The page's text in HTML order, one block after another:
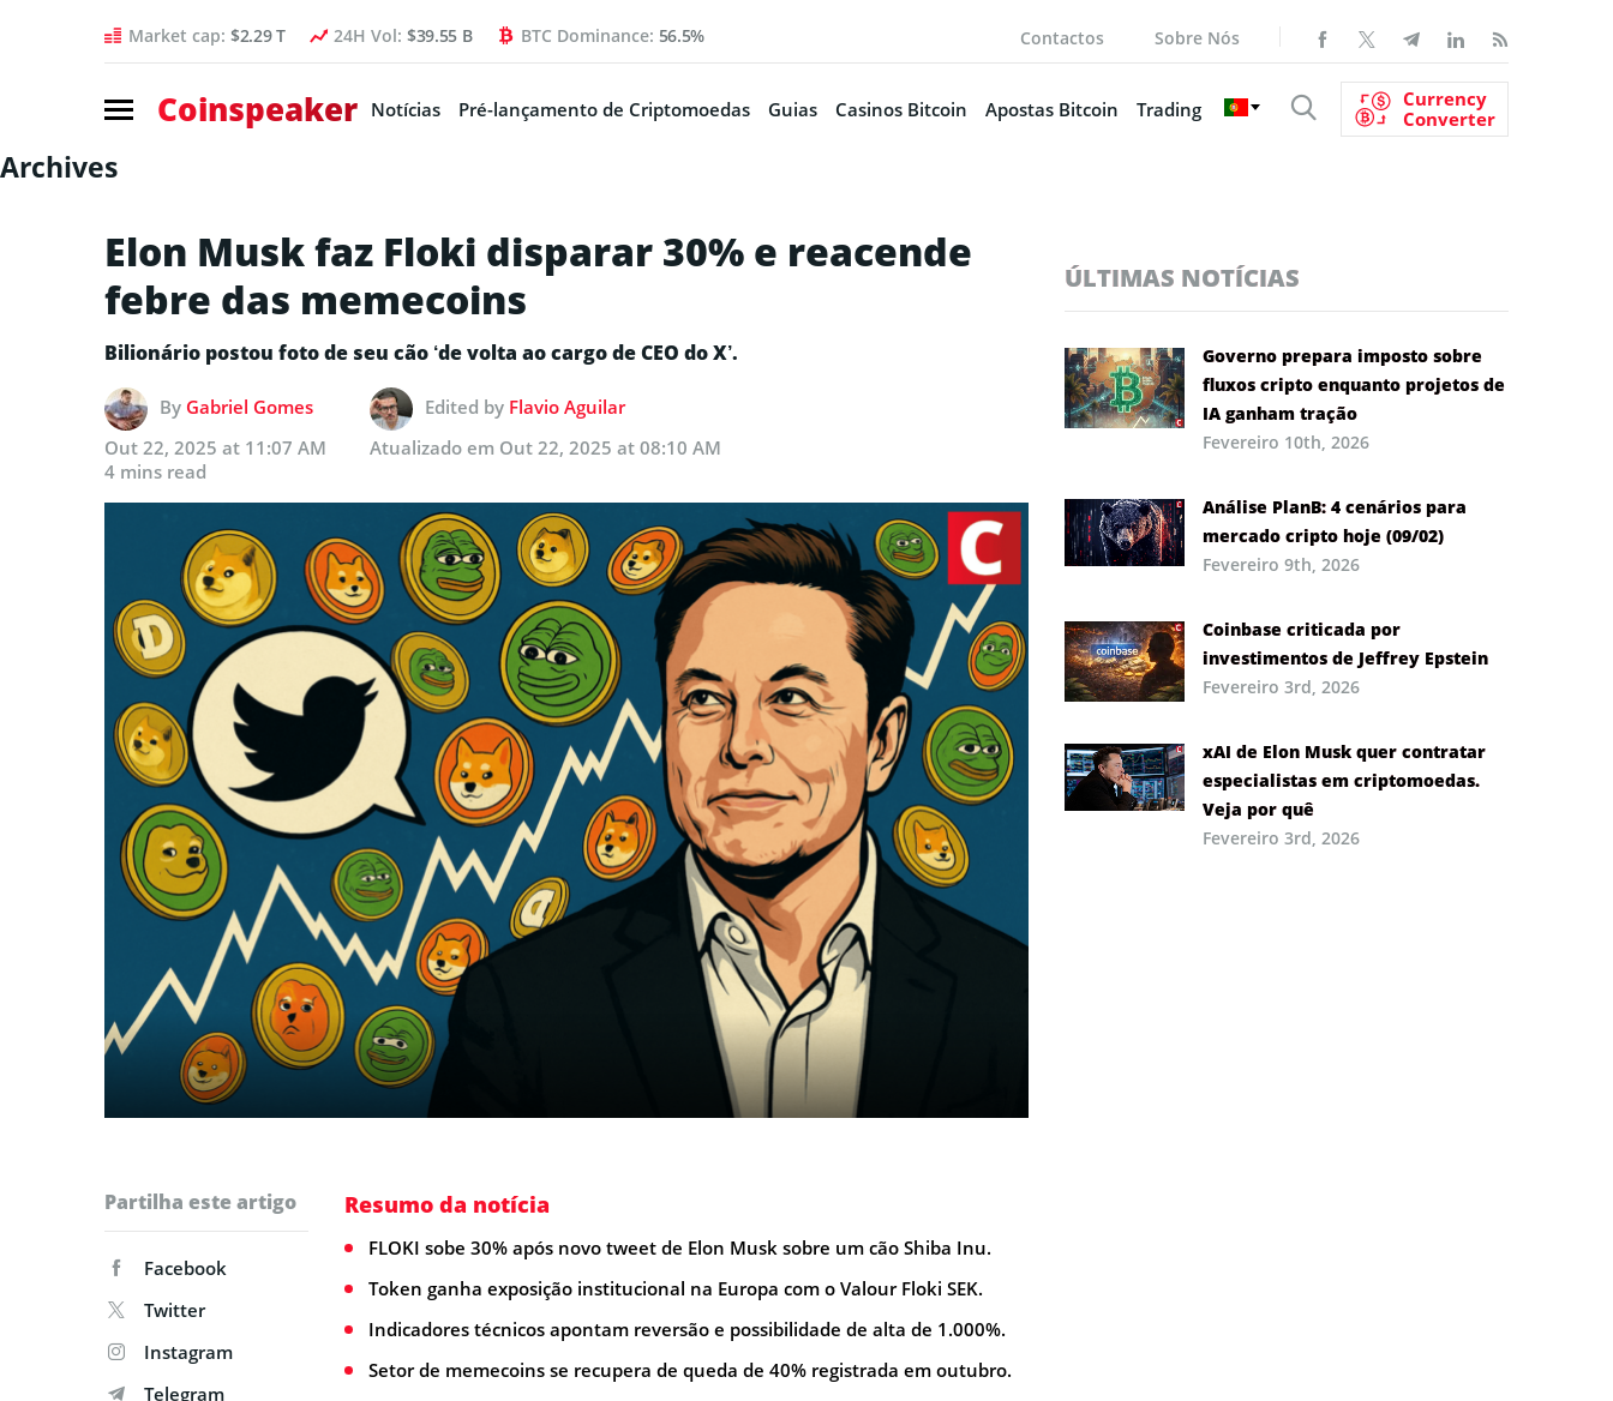
Market cap: $2.29 T 24H Vol: $39.55 B BTC Dominance: 56.5% Contactos Sobre Nós
Coinspeaker Notícias Pré-lançamento de Criptomoedas Guias Casinos Bitcoin Apostas Bitcoin Trading
Currency
Converter
Archives
Elon Musk faz Floki disparar 30% e reacende
febre das memecoins
Bilionário postou foto de seu cão ‘de volta ao cargo de CEO do X’.
By Gabriel Gomes Edited by Flavio Aguilar
Out 22, 2025 at 11:07 AM
Atualizado em Out 22, 2025 at 08:10 AM
4 mins read
Partilha este artigo
Facebook
Twitter
Instagram
Telegram
Resumo da notícia
FLOKI sobe 30% após novo tweet de Elon Musk sobre um cão Shiba Inu.
Token ganha exposição institucional na Europa com o Valour Floki SEK.
Indicadores técnicos apontam reversão e possibilidade de alta de 1.000%.
Setor de memecoins se recupera de queda de 40% registrada em outubro.
ÚLTIMAS NOTÍCIAS
Governo prepara imposto sobre
fluxos cripto enquanto projetos de
IA ganham tração
Fevereiro 10th, 2026
Análise PlanB: 4 cenários para
mercado cripto hoje (09/02)
Fevereiro 9th, 2026
Coinbase criticada por
investimentos de Jeffrey Epstein
Fevereiro 3rd, 2026
xAI de Elon Musk quer contratar
especialistas em criptomoedas.
Veja por quê
Fevereiro 3rd, 2026